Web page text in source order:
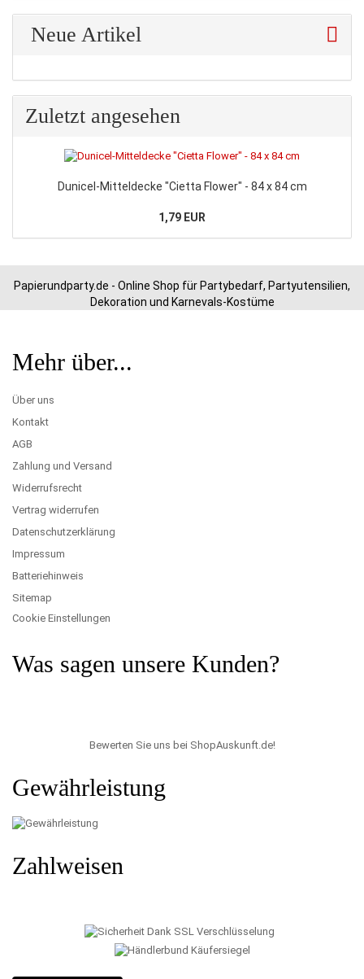
Neue Artikel
Zuletzt angesehen
Dunicel-Mitteldecke "Cietta Flower" - 84 x 84 cm
1,79 EUR
Papierundparty.de - Online Shop für Partybedarf, Partyutensilien,
Dekoration und Karnevals-Kostüme
Mehr über...
Über uns
Kontakt
AGB
Zahlung und Versand
Widerrufsrecht
Vertrag widerrufen
Datenschutzerklärung
Impressum
Batteriehinweis
Sitemap
Cookie Einstellungen
Was sagen unsere Kunden?
Bewerten Sie uns bei ShopAuskunft.de!
Gewährleistung
Zahlweisen